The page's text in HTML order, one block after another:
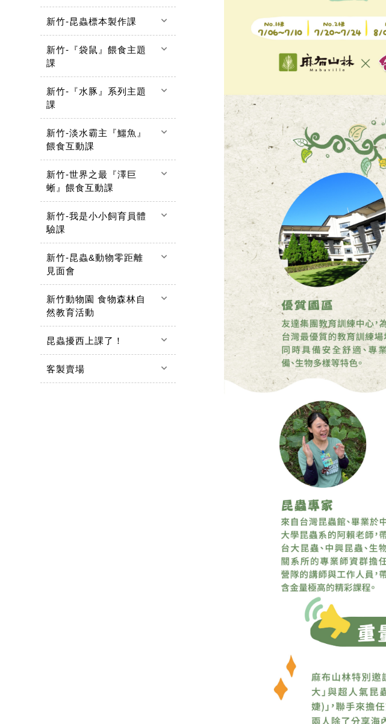
新竹-昆蟲標本製作課 keyboard_arrow_down
新竹-『袋鼠』餵食主題
課
keyboard_arrow_down
新竹-『水豚』系列主題
課
keyboard_arrow_down
新竹-淡水霸主『鱷魚』
餵食互動課
keyboard_arrow_down
新竹-世界之最『澤巨
蜥』餵食互動課
keyboard_arrow_down
新竹-我是小小飼育員體
驗課
keyboard_arrow_down
新竹-昆蟲&動物零距離
見面會
keyboard_arrow_down
新竹動物園 食物森林自
然教育活動
keyboard_arrow_down
昆蟲擾西上課了！ keyboard_arrow_down
客製賣場 keyboard_arrow_down